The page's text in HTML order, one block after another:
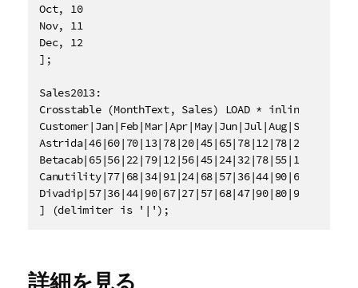
Oct, 10
Nov, 11
Dec, 12
];
Sales2013:
Crosstable (MonthText, Sales) LOAD * inline [
Astrida|46|60|70|13|78|20|45|65|78|12|78|22
Betacab|65|56|22|79|12|56|45|24|32|78|55|15
Canutility|77|68|34|91|24|68|57|36|44|90|67|27
Divadip|57|36|44|90|67|27|57|68|47|90|80|94
] (delimiter is '|');
詳細を見る